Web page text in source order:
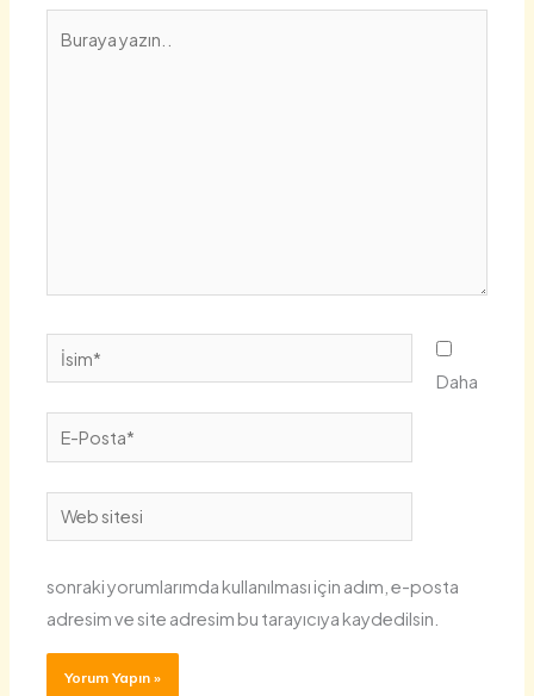
yazın..
İsim*
E-
Posta*
Web
sitesi
Daha
sonraki yorumlarımda kullanılması için adım, e-posta
adresim ve site adresim bu tarayıcıya kaydedilsin.